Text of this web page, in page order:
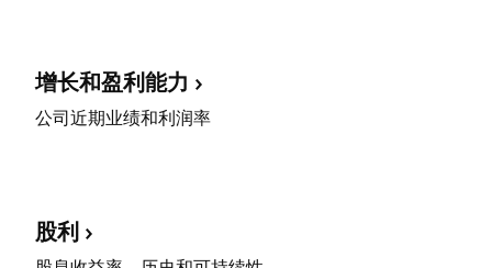
增长和盈利能力
公司近期业绩和利润率
股利